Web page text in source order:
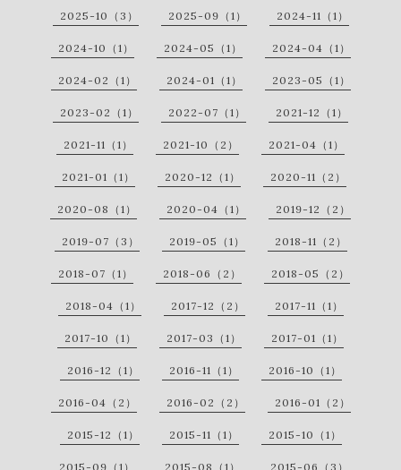
2025-10（3） 2025-09（1） 2024-11（1）
2024-10（1） 2024-05（1） 2024-04（1）
2024-02（1） 2024-01（1） 2023-05（1）
2023-02（1） 2022-07（1） 2021-12（1）
2021-11（1） 2021-10（2） 2021-04（1）
2021-01（1） 2020-12（1） 2020-11（2）
2020-08（1） 2020-04（1） 2019-12（2）
2019-07（3） 2019-05（1） 2018-11（2）
2018-07（1） 2018-06（2） 2018-05（2）
2018-04（1） 2017-12（2） 2017-11（1）
2017-10（1） 2017-03（1） 2017-01（1）
2016-12（1） 2016-11（1） 2016-10（1）
2016-04（2） 2016-02（2） 2016-01（2）
2015-12（1） 2015-11（1） 2015-10（1）
2015-09（1） 2015-08（1） 2015-06（3）